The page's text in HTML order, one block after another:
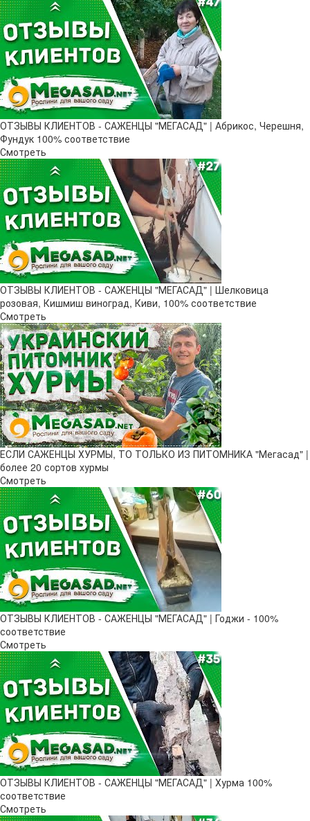
ОТЗЫВЫ КЛИЕНТОВ - САЖЕНЦЫ "МЕГАСАД" | Абрикос, Черешня,
Фундук 100% соответствие
Смотреть
ОТЗЫВЫ КЛИЕНТОВ - САЖЕНЦЫ "МЕГАСАД" | Шелковица
розовая, Кишмиш виноград, Киви, 100% соответствие
Смотреть
ЕСЛИ САЖЕНЦЫ ХУРМЫ, ТО ТОЛЬКО ИЗ ПИТОМНИКА "Мегасад" |
более 20 сортов хурмы
Смотреть
ОТЗЫВЫ КЛИЕНТОВ - САЖЕНЦЫ "МЕГАСАД" | Годжи - 100%
соответствие
Смотреть
ОТЗЫВЫ КЛИЕНТОВ - САЖЕНЦЫ "МЕГАСАД" | Хурма 100%
соответствие
Смотреть